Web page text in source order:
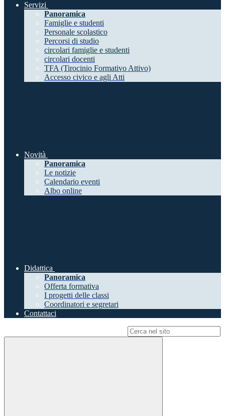
Servizi
Panoramica
Famiglie e studenti
Personale scolastico
Percorsi di studio
circolari famiglie e studenti
circolari docenti
TFA (Tirocinio Formativo Attivo)
Accesso civico e agli Atti
Novità
Panoramica
Le notizie
Calendario eventi
Albo online
Didattica
Panoramica
Offerta formativa
I progetti delle classi
Coordinatori e segretari
Contattaci